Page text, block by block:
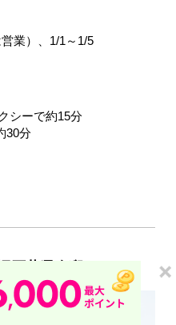
業）、1/1～1/5
シーで約15分
30分
石井県令邸」